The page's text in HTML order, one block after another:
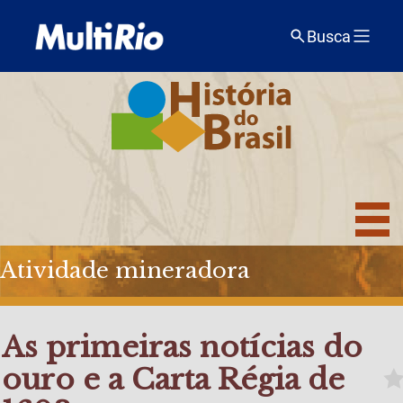
Busca
Atividade mineradora
As primeiras notícias do
ouro e a Carta Régia de